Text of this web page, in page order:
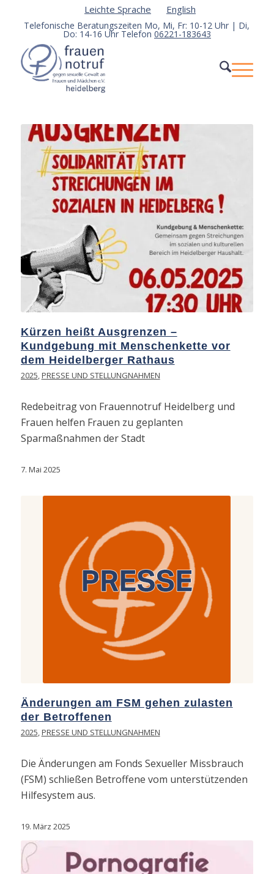
Leichte Sprache English
Telefonische Beratungszeiten Mo, Mi, Fr: 10-12 Uhr | Di,
Do: 14-16 Uhr Telefon 06221-183643
Kürzen heißt Ausgrenzen –
Kundgebung mit Menschenkette vor
dem Heidelberger Rathaus
2025,PRESSE UND STELLUNGNAHMEN
Redebeitrag von Frauennotruf Heidelberg und
Frauen helfen Frauen zu geplanten
Sparmaßnahmen der Stadt
7. Mai 2025
Änderungen am FSM gehen zulasten
der Betroffenen
2025,PRESSE UND STELLUNGNAHMEN
Die Änderungen am Fonds Sexueller Missbrauch
(FSM) schließen Betroffene vom unterstützenden
Hilfesystem aus.
19. März 2025